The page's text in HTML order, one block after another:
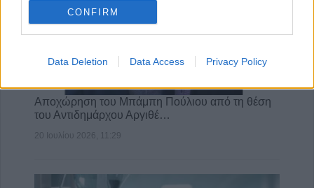
CONFIRM
Data Deletion Data Access Privacy Policy
Αποχώρηση του Μπάμπη Πούλιου από τη θέση
του Αντιδημάρχου Αργιθέ…
20 Ιουλίου 2026, 11:29